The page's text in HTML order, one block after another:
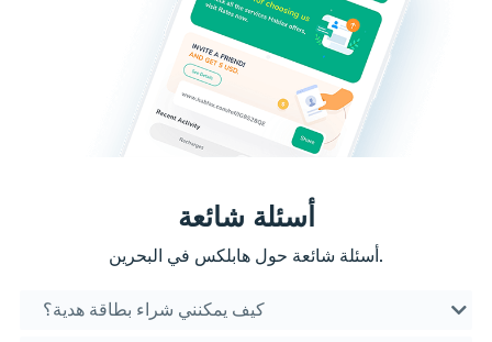
أسئلة شائعة
أسئلة شائعة حول هابلكس في البحرين.
كيف يمكنني شراء بطاقة هدية؟